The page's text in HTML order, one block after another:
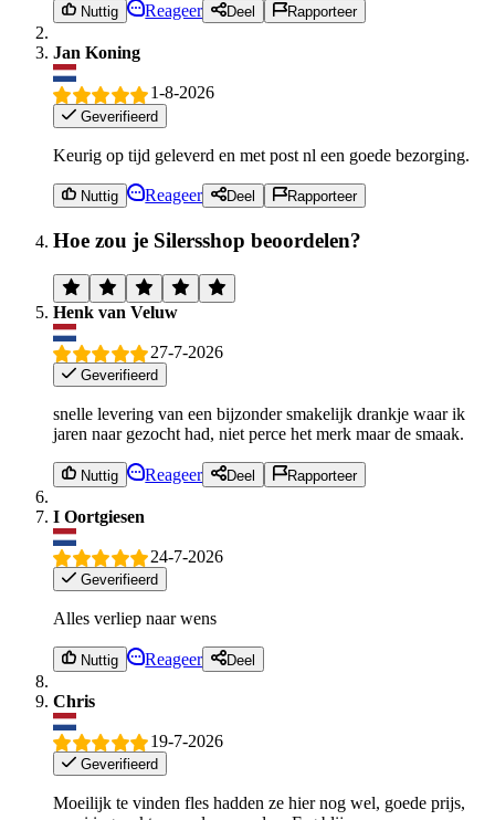
Nuttig Reageer Deel Rapporteer
Jan Koning
1-8-2026
Geverifieerd
Keurig op tijd geleverd en met post nl een goede bezorging.
Nuttig Reageer Deel Rapporteer
Hoe zou je Silersshop beoordelen?
Henk van Veluw
27-7-2026
Geverifieerd
snelle levering van een bijzonder smakelijk drankje waar ik
jaren naar gezocht had, niet perce het merk maar de smaak.
Nuttig Reageer Deel Rapporteer
I Oortgiesen
24-7-2026
Geverifieerd
Alles verliep naar wens
Nuttig Reageer Deel
Chris
19-7-2026
Geverifieerd
Moeilijk te vinden fles hadden ze hier nog wel, goede prijs,